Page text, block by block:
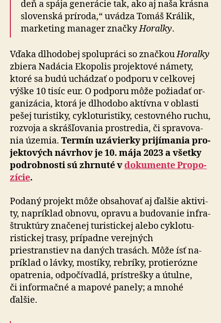
deň a spája ge­ne­rá­cie tak, ako aj naša krásna
slo­venská prí­ro­da,“ uvá­dza Tomáš Králik,
marke­ting ma­na­ger značkyHoralky.
Vďaka dlhodobej spolupráci so značkouHoralky
zbiera Nadácia Ekopolis pro­jekto­vé ná­me­ty,
ktoré sa budú u­chá­dzať o pod­poru v cel­ko­vej
výške 10 tisíc eur. O pod­po­ru môže po­žia­dať or­
ga­ni­zá­cia, ktorá je dlho­dobo aktívna v oblasti
pešej tu­ristiky, cyklo­turistiky, cestov­ného ruchu,
roz­vo­ja a skrášľo­vania pro­stre­dia, či spra­vo­va­
nia ú­ze­mia. Termín u­zá­vier­ky pri­jí­ma­nia pro­
jekto­vých návrhov je 10. mája 2023 a všetky
pod­rob­nosti sú zhrnu­té vdo­ku­men­te Pro­po­
zí­cie.
Podaný projekt môže obsahovať aj ďalšie ak­ti­vi­
ty, na­prí­klad ob­no­vu, opra­vu a bu­do­va­nie infra­
štruk­túry zna­če­nej tu­ristic­kej ale­bo cyklo­tu­
ristic­kej trasy, prí­pad­ne ve­rej­ných
priestranstiev na da­ných trasách. Môže ísť na­
prí­klad o lávky, mostí­ky, rebrí­ky, proti­erózne
opatre­nia, od­po­čí­vadlá, prístrešky a útul­ne,
či infor­mač­né a ma­po­vé pa­ne­ly; a mno­hé
ďalšie.